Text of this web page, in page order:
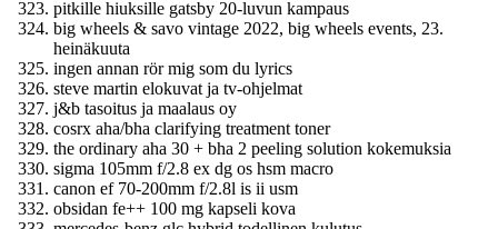
pitkille hiuksille gatsby 20-luvun kampaus
big wheels & savo vintage 2022, big wheels events, 23.
heinäkuuta
ingen annan rör mig som du lyrics
steve martin elokuvat ja tv-ohjelmat
j&b tasoitus ja maalaus oy
cosrx aha/bha clarifying treatment toner
the ordinary aha 30 + bha 2 peeling solution kokemuksia
sigma 105mm f/2.8 ex dg os hsm macro
canon ef 70-200mm f/2.8l is ii usm
obsidan fe++ 100 mg kapseli kova